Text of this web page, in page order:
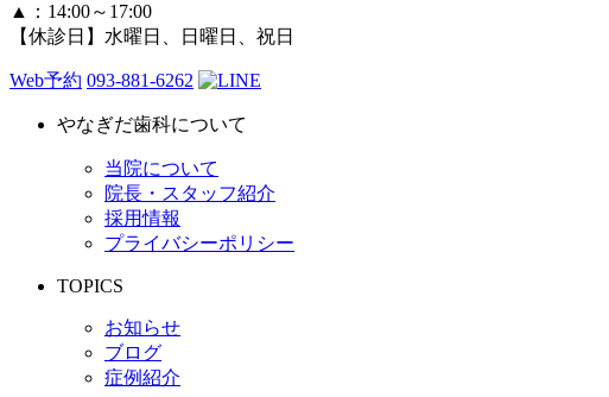
▲
：14:00～17:00
【休診日】水曜日、日曜日、祝日
Web予約 093-881-6262
やなぎだ歯科について
当院について
院長・スタッフ紹介
採用情報
プライバシーポリシー
TOPICS
お知らせ
ブログ
症例紹介